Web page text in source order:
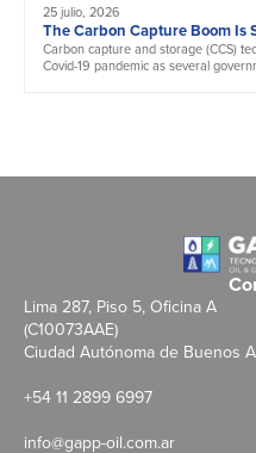
25 julio, 2026
The Carbon Capture Boom Is
Carbon capture and storage (CCS)
Covid-19 pandemic as several
Lima 287, Piso 5, Oficina A
(C10073AAE)
Ciudad Autónoma de Buenos
+54 11 2899 6997
info@gapp-oil.com.ar